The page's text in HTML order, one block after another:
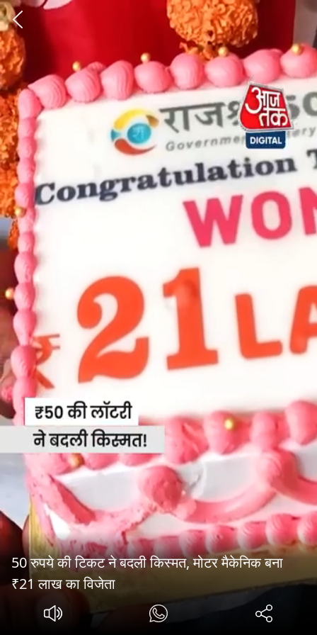
50 रुपये की टिकट ने बदली किस्मत, मोटर मैकेनिक बना
₹21 लाख का विजेता